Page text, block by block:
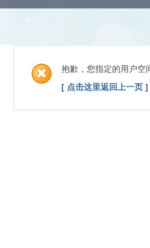
抱歉，您指定的用户空
[ 点击这里返回上一页 ]